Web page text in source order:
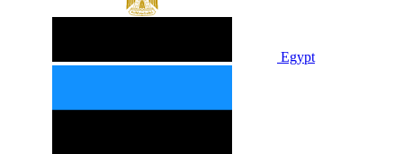
Egypt